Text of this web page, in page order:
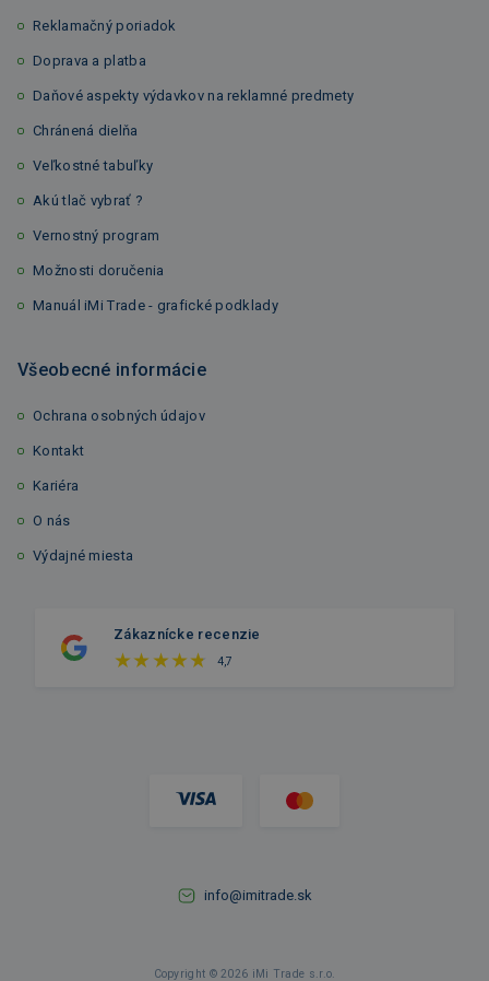
Reklamačný poriadok
Doprava a platba
Daňové aspekty výdavkov na reklamné predmety
Chránená dielňa
Veľkostné tabuľky
Akú tlač vybrať ?
Vernostný program
Možnosti doručenia
Manuál iMi Trade - grafické podklady
Všeobecné informácie
Ochrana osobných údajov
Kontakt
Kariéra
O nás
Výdajné miesta
Zákaznícke recenzie
4,7
info@imitrade.sk
Copyright © 2026 iMi Trade s.r.o.